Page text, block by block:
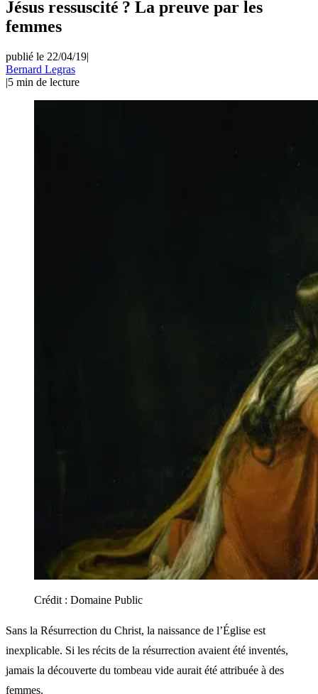
Jésus ressuscité ? La preuve par les
femmes
publié le 22/04/19|
Bernard Legras
|5 min de lecture
Crédit : Domaine Public
Sans la Résurrection du Christ, la naissance de l’Église est
inexplicable. Si les récits de la résurrection avaient été inventés,
jamais la découverte du tombeau vide aurait été attribuée à des
femmes.